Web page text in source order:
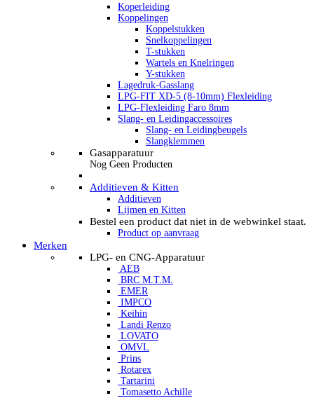
Koperleiding
Koppelingen
Koppelstukken
Snelkoppelingen
T-stukken
Wartels en Knelringen
Y-stukken
Lagedruk-Gasslang
LPG-FIT XD-5 (8-10mm) Flexleiding
LPG-Flexleiding Faro 8mm
Slang- en Leidingaccessoires
Slang- en Leidingbeugels
Slangklemmen
Gasapparatuur
Nog Geen Producten
Additieven & Kitten
Additieven
Lijmen en Kitten
Bestel een product dat niet in de webwinkel staat.
Product op aanvraag
Merken
LPG- en CNG-Apparatuur
AEB
BRC M.T.M.
EMER
IMPCO
Keihin
Landi Renzo
LOVATO
OMVL
Prins
Rotarex
Tartarini
Tomasetto Achille